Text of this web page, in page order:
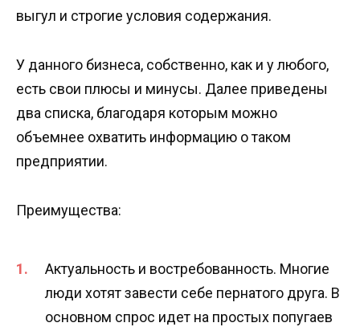
выгул и строгие условия содержания.
У данного бизнеса, собственно, как и у любого,
есть свои плюсы и минусы. Далее приведены
два списка, благодаря которым можно
объемнее охватить информацию о таком
предприятии.
Преимущества:
Актуальность и востребованность. Многие
люди хотят завести себе пернатого друга. В
основном спрос идет на простых попугаев